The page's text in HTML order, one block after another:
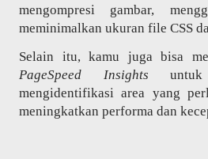
mengompresi gambar,
meminimalkan ukuran file CSS
Selain itu, kamu juga bisa
PageSpeed Insights
mengidentifikasi area yang
meningkatkan performa dan